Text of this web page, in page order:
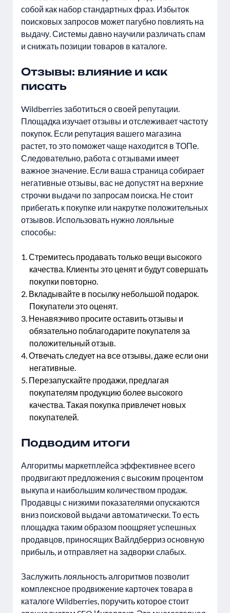
собой как набор стандартных фраз. Избыток
поисковых запросов может пагубно повлиять на
выдачу. Системы давно научили различать спам
и снижать позиции товаров в каталоге.
Отзывы: влияние и как
писать
Wildberries заботиться о своей репутации.
Площадка изучает отзывы и отслеживает частоту
покупок. Если репутация вашего магазина
растет, то это поможет чаще находится в ТОПе.
Следовательно, работа с отзывами имеет
важное значение. Если ваша страница собирает
негативные отзывы, вас не допустят на верхние
строчки выдачи по запросам поиска. Не стоит
прибегать к покупке или накрутке положительных
отзывов. Использовать нужно лояльные
способы:
Стремитесь продавать только вещи высокого
качества. Клиенты это ценят и будут совершать
покупки повторно.
Вкладывайте в посылку небольшой подарок.
Покупатели это оценят.
Ненавязчиво просите оставить отзывы и
обязательно поблагодарите покупателя за
положительный отзыв.
Отвечать следует на все отзывы, даже если они
негативные.
Перезапускайте продажи, предлагая
покупателям продукцию более высокого
качества. Такая покупка привлечет новых
покупателей.
Подводим итоги
Алгоритмы маркетплейса эффективнее всего
продвигают предложения с высоким процентом
выкупа и наибольшим количеством продаж.
Продавцы с низкими показателями опускаются
вниз поисковой выдачи автоматически. То есть
площадка таким образом поощряет успешных
продавцов, приносящих Вайлдберриз основную
прибыль, и отправляет на задворки слабых.
Заслужить лояльность алгоритмов позволит
комплексное продвижение карточек товара в
каталоге Wildberries, поручить которое стоит